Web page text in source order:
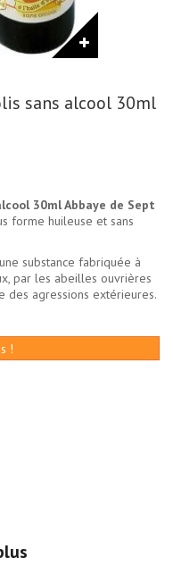
sans alcool 30ml
30ml Abbaye de Sept
forme huileuse et sans
substance fabriquée à
par les abeilles ouvrières
agressions extérieures.
!